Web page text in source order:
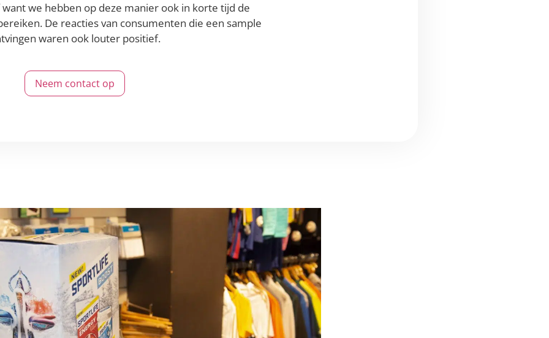
we hebben op deze manier ook in korte tijd de
De reacties van consumenten die een sample
waren ook louter positief.
Neem contact op